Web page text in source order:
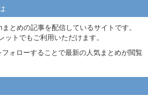
とめの記事を配信しているサイトです。
トでもご利用いただけます。
フォローすることで最新の人気まとめが閲覧